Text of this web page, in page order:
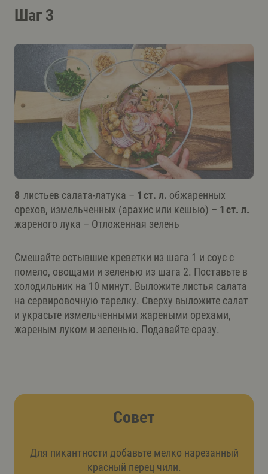
Шаг 3
8 листьев салата-латука – 1 ст. л. обжаренных
орехов, измельченных (арахис или кешью) – 1 ст. л.
жареного лука – Отложенная зелень
Смешайте остывшие креветки из шага 1 и соус с
помело, овощами и зеленью из шага 2. Поставьте в
холодильник на 10 минут. Выложите листья салата
на сервировочную тарелку. Сверху выложите салат
и украсьте измельченными жареными орехами,
жареным луком и зеленью. Подавайте сразу.
Совет
Для пикантности добавьте мелко нарезанный
красный перец чили.